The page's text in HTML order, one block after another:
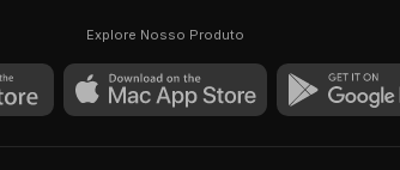
Explore Nosso Produto